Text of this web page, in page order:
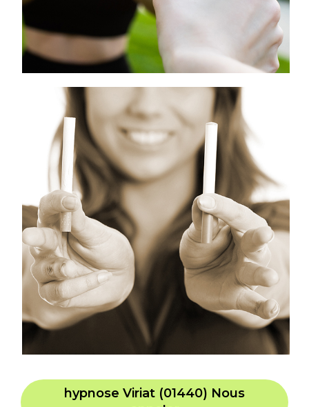
hypnose Viriat (01440) Nous